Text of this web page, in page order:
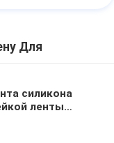
Для
силикона
ленты